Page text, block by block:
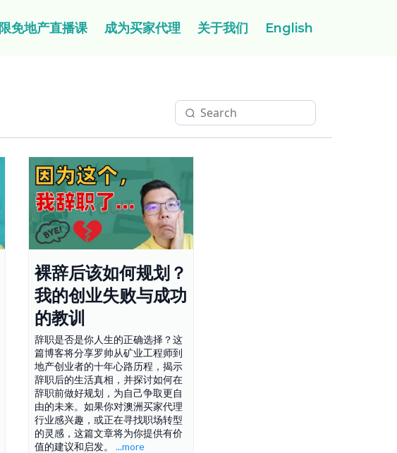
限免地产直播课 成为买家代理 关于我们 English
裸辞后该如何规划？
我的创业失败与成功
的教训
辞职是否是你人生的正确选择？这
篇博客将分享罗帅从矿业工程师到
地产创业者的十年心路历程，揭示
辞职后的生活真相，并探讨如何在
辞职前做好规划，为自己争取更自
由的未来。如果你对澳洲买家代理
行业感兴趣，或正在寻找职场转型
的灵感，这篇文章将为你提供有价
值的建议和启发。...more